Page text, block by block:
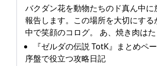
バクダン花を動物たちのド真ん中
報告します。この場所を大切にす
中で笑顔のコログ。 あ、焼き肉はた
『ゼルダの伝説 TotK』まとめペ
序盤で役立つ攻略日記